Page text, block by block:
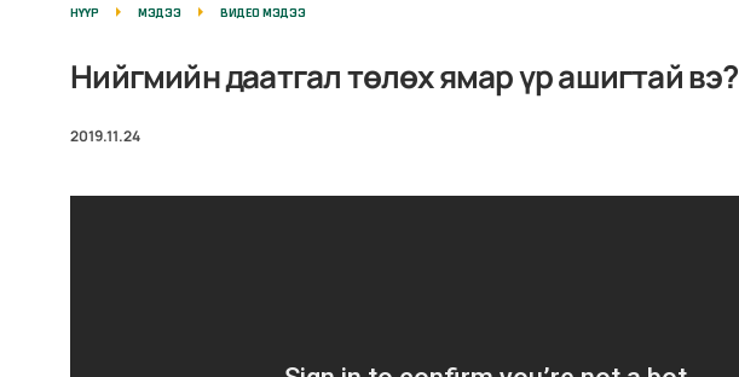
НҮҮР МЭДЭЭ ВИДЕО МЭДЭЭ
Нийгмийн даатгал төлөх ямар үр ашигтай вэ?
2019.11.24